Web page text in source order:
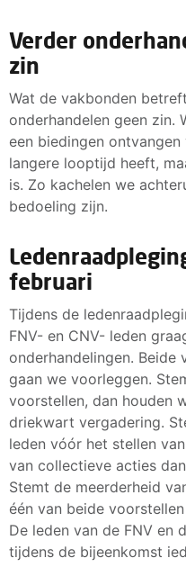
dus ook niet
Lees de voorstellenbrief
werkgevers
Verder
zin
Wat de vakbonden
onderhandelen geen zin.
een biedingen
langere looptijd heeft,
is. Zo kachelen we
bedoeling zijn.
februari
Tijdens de
FNV- en CNV- leden
onderhandelingen.
gaan we voorleggen.
voorstellen, dan houden
driekwart vergadering.
leden vóór het stellen
van collectieve acties
Stemt de meerderheid
één van beide
De leden van de FNV en
tijdens de bijeenkomst